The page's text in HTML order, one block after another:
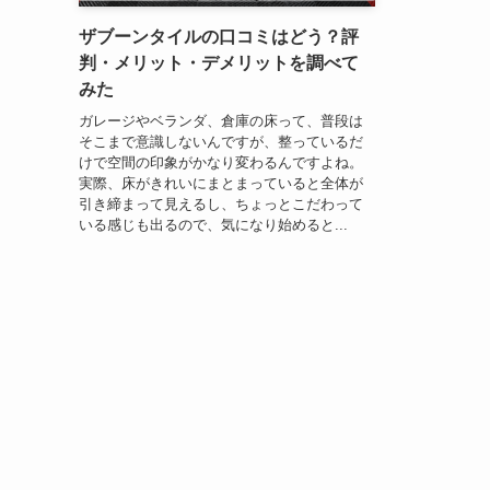
ザブーンタイルの口コミはどう？評
判・メリット・デメリットを調べて
みた
ガレージやベランダ、倉庫の床って、普段は
そこまで意識しないんですが、整っているだ
けで空間の印象がかなり変わるんですよね。
実際、床がきれいにまとまっていると全体が
引き締まって見えるし、ちょっとこだわって
いる感じも出るので、気になり始めると...